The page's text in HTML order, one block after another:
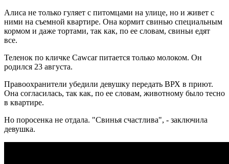
Алиса не только гуляет с питомцами на улице, но и живет с
ними на съемной квартире. Она кормит свинью специальным
кормом и даже тортами, так как, по ее словам, свиньи едят
все.
Теленок по кличке Cawcar питается только молоком. Он
родился 23 августа.
Правоохранители убедили девушку передать ВРХ в приют.
Она согласилась, так как, по ее словам, животному было тесно
в квартире.
Но поросенка не отдала. "Свинья счастлива", - заключила
девушка.